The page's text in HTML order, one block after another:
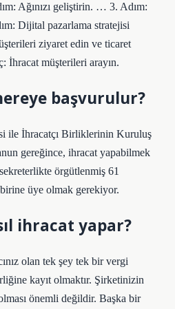
Ağınızı geliştirin. … 3. Adım:
Dijital pazarlama stratejisi
ziyaret edin ve ticaret
İhracat müşterileri arayın.
başvurulur?
ile İhracatçı Birliklerinin Kuruluş
gereğince, ihracat yapabilmek
örgütlenmiş 61
üye olmak gerekiyor.
ihracat yapar?
olan tek şey tek bir vergi
kayıt olmaktır. Şirketinizin
önemli değildir. Başka bir